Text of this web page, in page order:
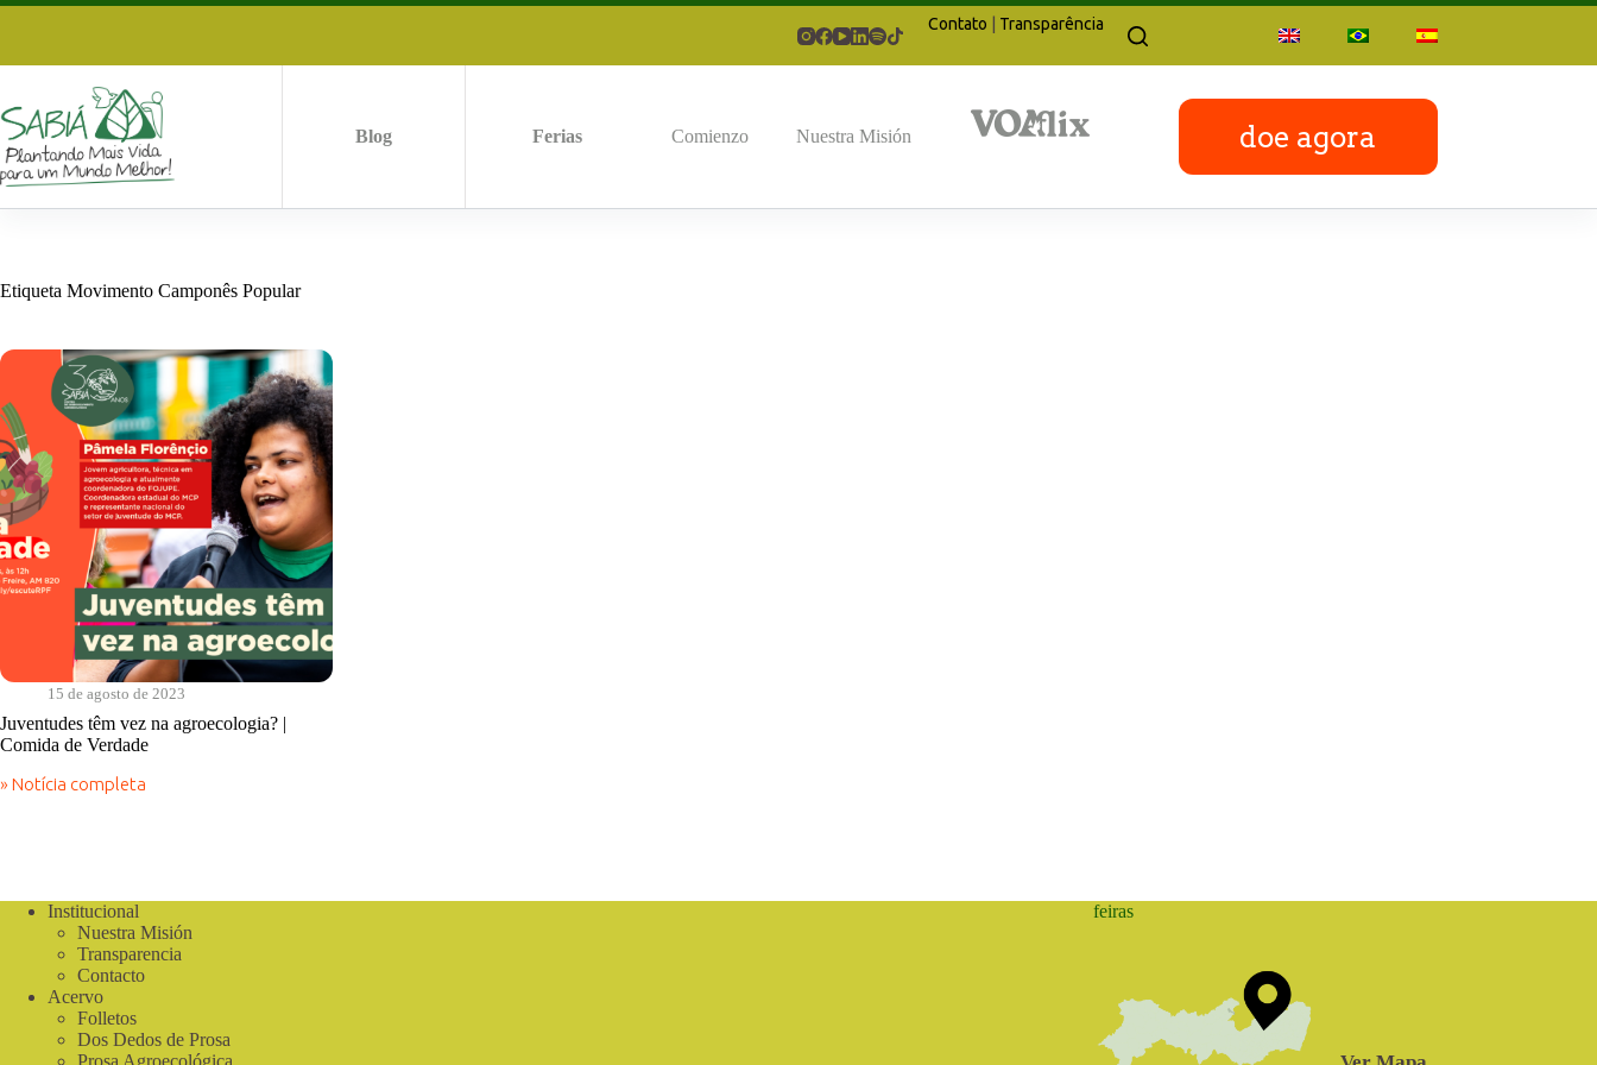
Saltar
Contato | Transparência
Blog Ferias Comienzo Nuestra Misión doe agora
Etiqueta Movimento Camponês Popular
15 de agosto de 2023
Juventudes têm vez na agroecologia? |
Comida de Verdade
» Notícia completa
Juventudes
Comida
Verdade
Institucional
Nuestra Misión
Transparencia
Contacto
Acervo
Folletos
Dos Dedos de Prosa
Prosa Agroecológica
feiras